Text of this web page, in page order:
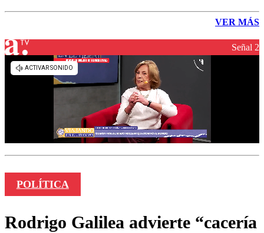
VER MÁS
Señal 2
POLÍTICA
Rodrigo Galilea advierte “cacería